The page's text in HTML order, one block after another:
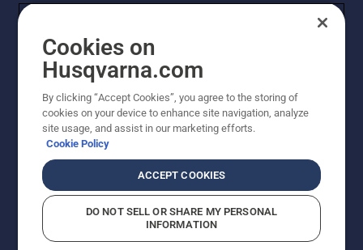
Akcije
Pravne informacije o proizvodu
Ostale stranice tvrtke Husqvarna
Cookies on
Husqvarna.com
By clicking “Accept Cookies”, you agree to the storing of
cookies on your device to enhance site navigation, analyze
site usage, and assist in our marketing efforts.
Cookie Policy
ACCEPT COOKIES
DO NOT SELL OR SHARE MY PERSONAL
INFORMATION